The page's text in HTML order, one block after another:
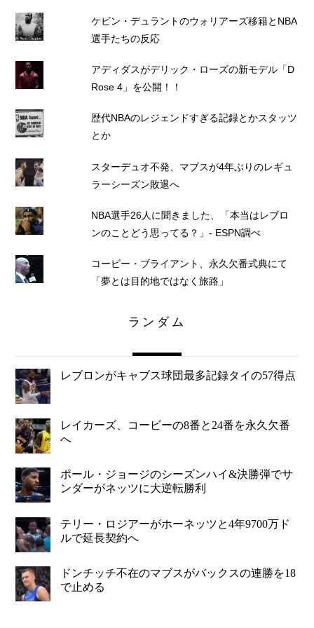
ケビン・デュラントのウォリアーズ移籍とNBA
選手たちの反応
アディダスがデリック・ローズの新モデル「D
Rose 4」を公開！！
歴代NBAのレジェンドすぎる記録とかスタッツ
とか
スターデュオ不発、マブスが4年ぶりのレギュ
ラーシーズン敗退へ
NBA選手26人に聞きました、「本当はレブロ
ンのことどう思ってる？」- ESPN調べ
コービー・ブライアント、永久欠番式典にて
「夢とは目的地ではなく旅路」
ランダム
レブロンがキャブス球団最多記録タイの57得点
レイカーズ、コービーの8番と24番を永久欠番
へ
ポール・ジョージのシーズンハイ&決勝弾でサ
ンダーがネッツに大逆転勝利
テリー・ロジアーがホーネッツと4年9700万ド
ルで延長契約へ
ドンチッチ不在のマブスがバックスの連勝を18
で止める